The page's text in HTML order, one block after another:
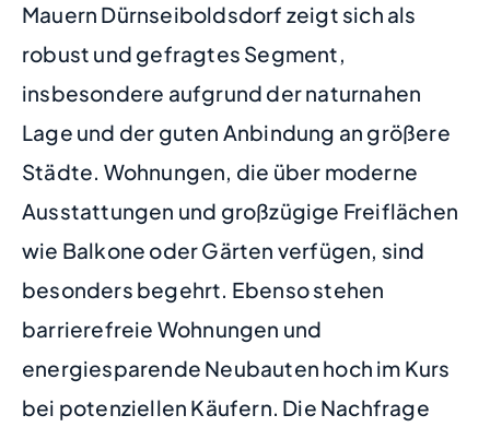
Mauern Dürnseiboldsdorf zeigt sich als
robust und gefragtes Segment,
insbesondere aufgrund der naturnahen
Lage und der guten Anbindung an größere
Städte. Wohnungen, die über moderne
Ausstattungen und großzügige Freiflächen
wie Balkone oder Gärten verfügen, sind
besonders begehrt. Ebenso stehen
barrierefreie Wohnungen und
energiesparende Neubauten hoch im Kurs
bei potenziellen Käufern. Die Nachfrage